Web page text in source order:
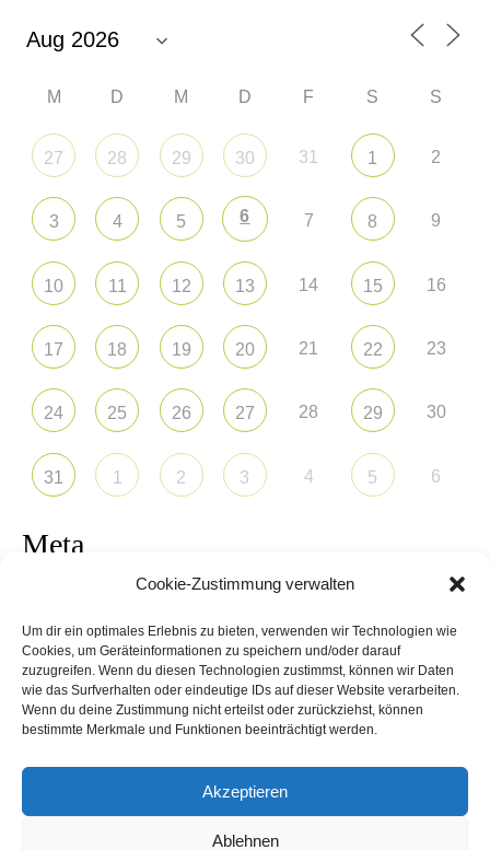
Cookie-Zustimmung verwalten
Um dir ein optimales Erlebnis zu bieten, verwenden wir Technologien wie
Cookies, um Geräteinformationen zu speichern und/oder darauf
zuzugreifen. Wenn du diesen Technologien zustimmst, können wir Daten
wie das Surfverhalten oder eindeutige IDs auf dieser Website verarbeiten.
Wenn du deine Zustimmung nicht erteilst oder zurückziehst, können
bestimmte Merkmale und Funktionen beeinträchtigt werden.
Akzeptieren
Ablehnen
M D M D F S S
27 28 29 30 31 1 2
3 4 5 6 7 8 9
10 11 12 13 14 15 16
17 18 19 20 21 22 23
24 25 26 27 28 29 30
31 1 2 3 4 5 6
Meta
Eintrags-Feed
Kommentar-Feed
WordPress.org